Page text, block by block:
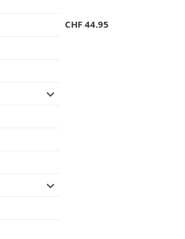
CHF 44.95